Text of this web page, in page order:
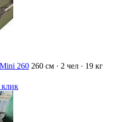
260 260 см · 2 чел · 19 кг